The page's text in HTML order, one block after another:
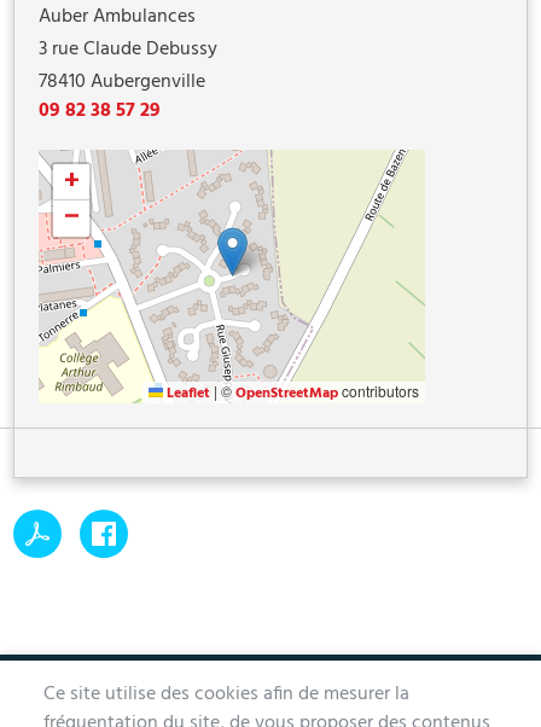
Auber Ambulances
3 rue Claude Debussy
78410 Aubergenville
09 82 38 57 29
+
−
Leaflet | ©OpenStreetMapcontributors
Ce site utilise des cookies afin de mesurer la
MAIRIE D'AUBERGENVILLE